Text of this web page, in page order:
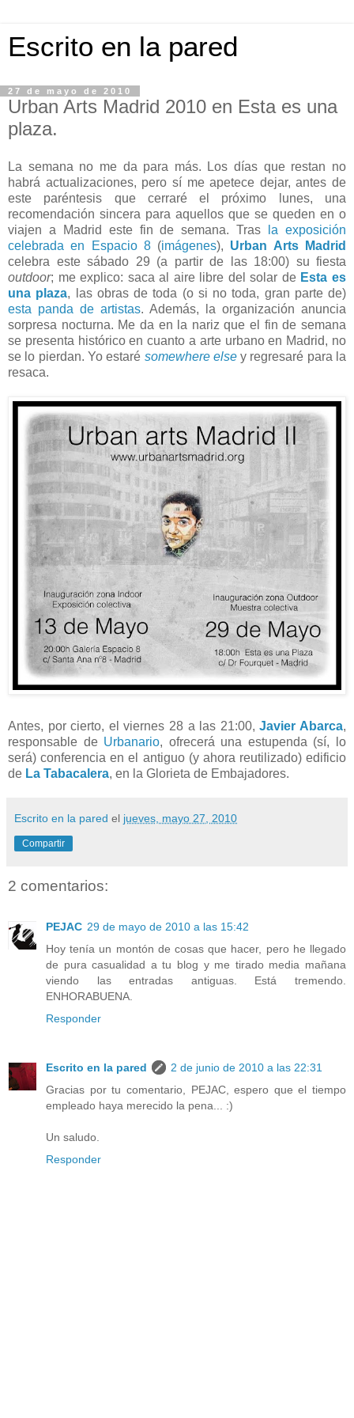
Escrito en la pared
27 de mayo de 2010
Urban Arts Madrid 2010 en Esta es una
plaza.
La semana no me da para más. Los días que restan no
habrá actualizaciones, pero sí me apetece dejar, antes de
este paréntesis que cerraré el próximo lunes, una
recomendación sincera para aquellos que se queden en o
viajen a Madrid este fin de semana. Tras
la exposición
celebrada en Espacio 8(imágenes), Urban Arts Madrid
celebra este sábado 29 (a partir de las 18:00) su fiesta
outdoor; me explico: saca al aire libre del solar de Esta es
una plaza, las obras de toda (o si no toda, gran parte de)
esta panda de artistas. Además, la organización anuncia
sorpresa nocturna. Me da en la nariz que el fin de semana
se presenta histórico en cuanto a arte urbano en Madrid, no
se lo pierdan. Yo estaré somewhere elsey regresaré para la
resaca.
Antes, por cierto, el viernes 28 a las 21:00,Javier Abarca,
responsable de Urbanario, ofrecerá una estupenda (sí, lo
será) conferencia en el antiguo (y ahora reutilizado) edificio
de La Tabacalera, en la Glorieta de Embajadores.
Escrito en la pared el jueves, mayo 27, 2010
Compartir
2 comentarios:
PEJAC 29 de mayo de 2010 a las 15:42
Hoy tenía un montón de cosas que hacer, pero he llegado
de pura casualidad a tu blog y me tirado media mañana
viendo las entradas antiguas. Está tremendo.
ENHORABUENA.
Responder
Escrito en la pared
2 de junio de 2010 a las 22:31
Gracias por tu comentario, PEJAC, espero que el tiempo
empleado haya merecido la pena... :)
Un saludo.
Responder